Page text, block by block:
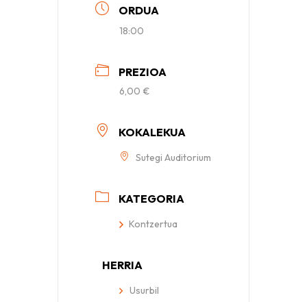
ORDUA
18:00
PREZIOA
6,00 €
KOKALEKUA
Sutegi Auditorium
KATEGORIA
Kontzertua
HERRIA
Usurbil